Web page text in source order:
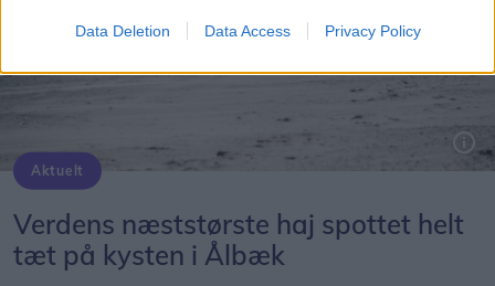
Data Deletion Data Access Privacy Policy
I den seneste tid har Forsyningen opdaget flere
brud i forbindelse med deres termografering af
området, hvorfor de nu har besluttet at udskifte de
ledninger, der viser tegn på utætheder.
- Arbejdet skal være med til at sikre en stabil og
Aktuelt
Verdens næststørste haj spottet helt
tæt på kysten i Ålbæk